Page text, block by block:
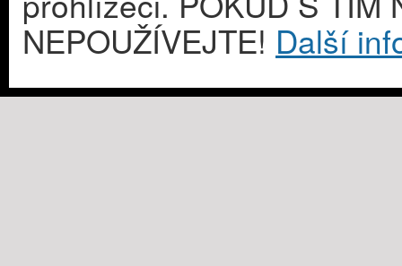
NEPOUŽÍVEJTE! Další